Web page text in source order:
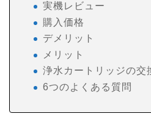
実機レビュー
購入価格
デメリット
メリット
浄水カートリッジの交
6つのよくある質問